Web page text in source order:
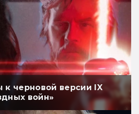
к черновой версии IX
войн»